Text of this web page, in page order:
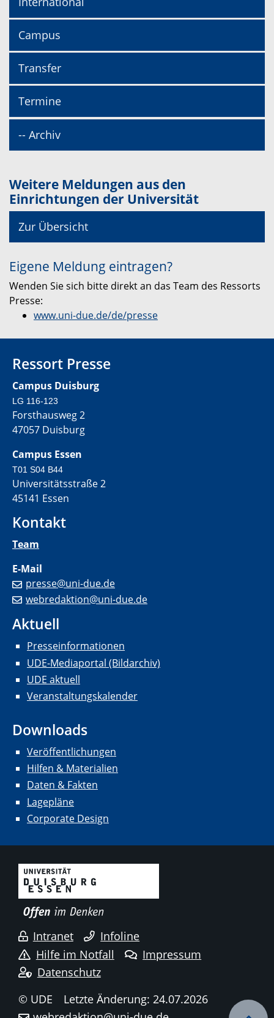
Campus
Transfer
Termine
-- Archiv
Weitere Meldungen aus den
Einrichtungen der Universität
Zur Übersicht
Eigene Meldung eintragen?
Wenden Sie sich bitte direkt an das Team des Ressorts
Presse:
www.uni-due.de/de/presse
Ressort Presse
Campus Duisburg
LG 116-123
Forsthausweg 2
47057 Duisburg
Campus Essen
T01 S04 B44
Universitätsstraße 2
45141 Essen
Kontakt
Team
E-Mail
presse@uni-due.de
webredaktion@uni-due.de
Aktuell
Presseinformationen
UDE-Mediaportal (Bildarchiv)
UDE aktuell
Veranstaltungskalender
Downloads
Veröffentlichungen
Hilfen & Materialien
Daten & Fakten
Lagepläne
Corporate Design
Intranet
Infoline
Hilfe im Notfall
Impressum
Datenschutz
© UDE
Letzte Änderung: 24.07.2026